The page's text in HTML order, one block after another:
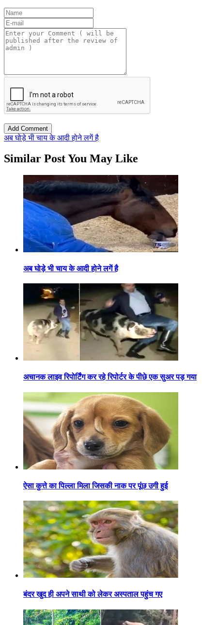
अब घोड़े भी चाय के आदी होने लगें है
Similar Post You May Like
अब घोड़े भी चाय के आदी होने लगें है
अचानक लाइव रिपोर्टिंग कर रहे रिपोर्टर के पीछे एक सुअर पड़ गया
ऐसा कुत्ते का पिल्ला मिला जिसकी नाक पर पूंछ उगी हुई
बंदर खुद ही अपने साथी को लेकर अस्पताल पहुंच गए